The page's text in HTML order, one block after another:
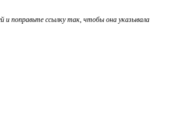
и поправьте ссылку так, чтобы она указывала